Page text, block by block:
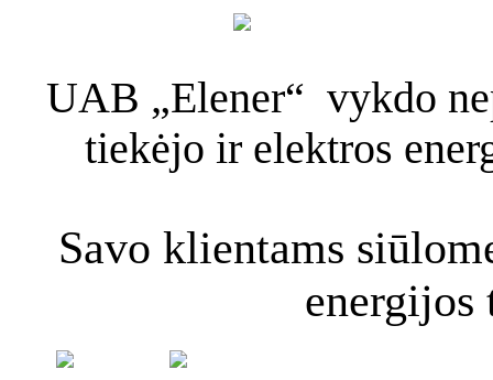
UAB „Elener“ vykdo
tiekėjo ir elektros
Savo klientams
energijos